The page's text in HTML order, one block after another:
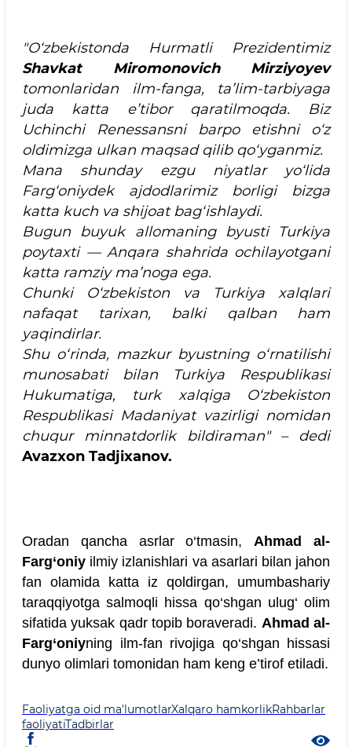
"O‘zbekistonda Hurmatli Prezidentimiz
Shavkat Miromonovich Mirziyoyev
tomonlaridan ilm-fanga, ta’lim-tarbiyaga
juda katta e’tibor qaratilmoqda. Biz
Uchinchi Renessansni barpo etishni o‘z
oldimizga ulkan maqsad qilib qo‘yganmiz.
Mana shunday ezgu niyatlar yo‘lida
Farg‘oniydek ajdodlarimiz borligi bizga
katta kuch va shijoat bag‘ishlaydi.
Bugun buyuk allomaning byusti Turkiya
poytaxti — Anqara shahrida ochilayotgani
katta ramziy ma’noga ega.
Chunki O‘zbekiston va Turkiya xalqlari
nafaqat tarixan, balki qalban ham
yaqindirlar.
Shu o‘rinda, mazkur byustning o‘rnatilishi
munosabati bilan Turkiya Respublikasi
Hukumatiga, turk xalqiga O‘zbekiston
Respublikasi Madaniyat vazirligi nomidan
chuqur minnatdorlik bildiraman" – dedi
Avazxon Tadjixanov.
Oradan qancha asrlar o‘tmasin,Ahmad al-
Farg‘oniy ilmiy izlanishlari va asarlari bilan jahon
fan olamida katta iz qoldirgan, umumbashariy
taraqqiyotga salmoqli hissa qo‘shgan ulug‘ olim
sifatida yuksak qadr topib boraveradi. Ahmad al-
Farg‘oniyning ilm-fan rivojiga qo‘shgan hissasi
dunyo olimlari tomonidan ham keng e’tirof etiladi.
Faoliyatga oid ma'lumotlarXalqaro hamkorlikRahbarlar
faoliyatiTadbirlar